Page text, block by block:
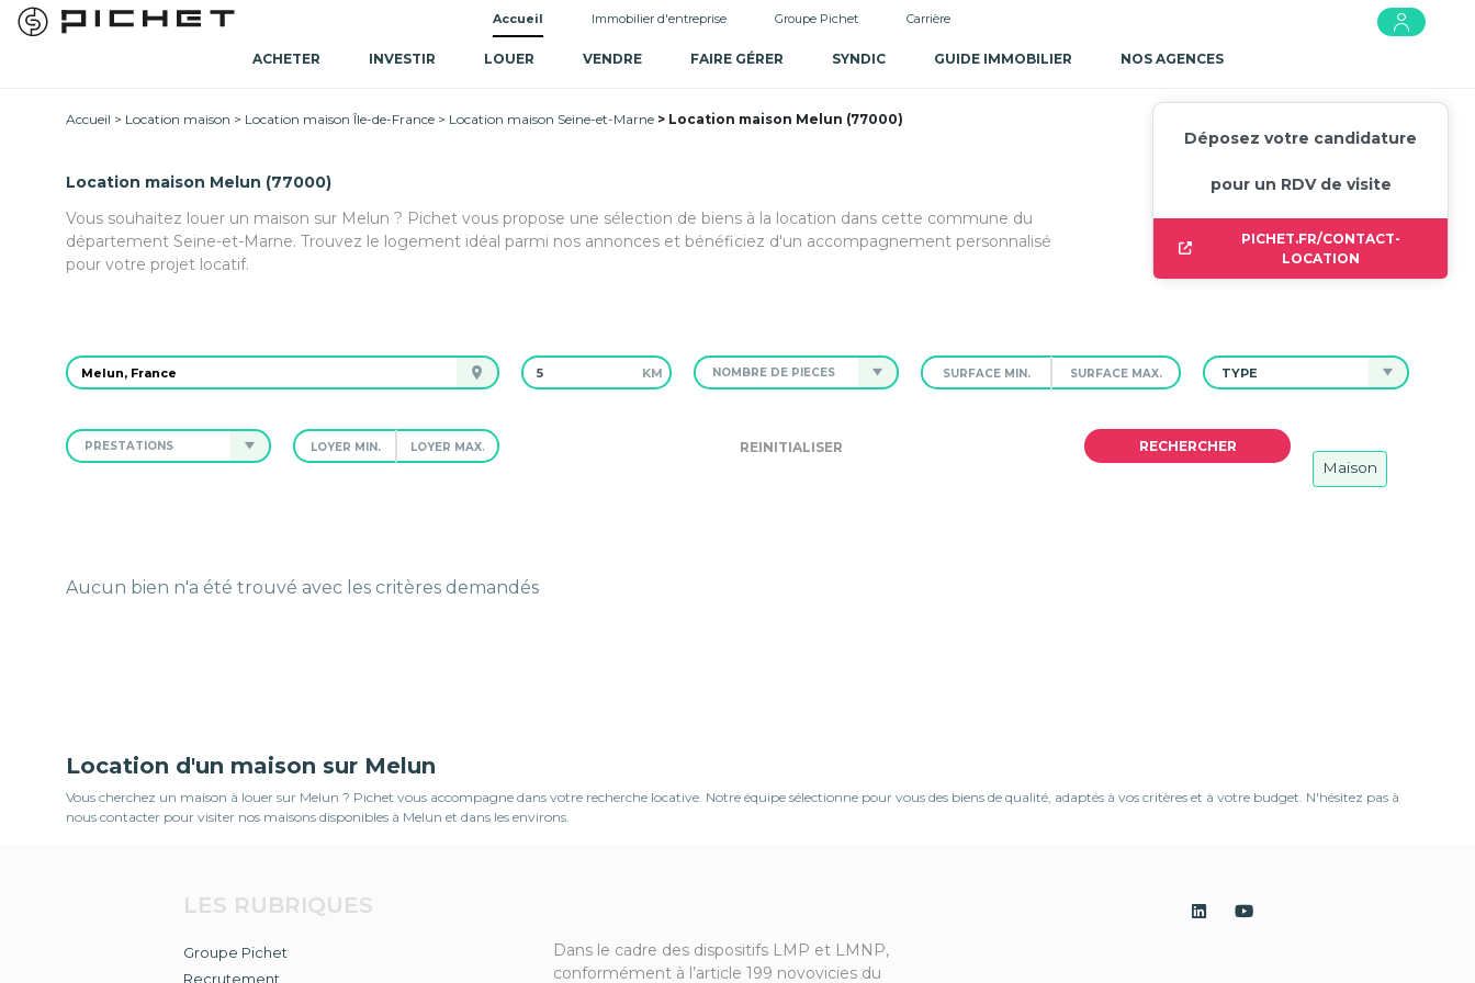
Accueil Immobilier d'entreprise Groupe Pichet Carrière
ACHETER INVESTIR LOUER VENDRE FAIRE GÉRER SYNDIC GUIDE IMMOBILIER NOS AGENCES
Accueil Location maison Location maison Île-de-France Location maison Seine-et-Marne Location maison Melun (77000)
Location maison Melun (77000)
Vous souhaitez louer un maison sur Melun ? Pichet vous propose une sélection de biens à la location dans cette commune du
département Seine-et-Marne. Trouvez le logement idéal parmi nos annonces et bénéficiez d'un accompagnement personnalisé
pour votre projet locatif.
Déposez votre candidature
pour un RDV de visite
PICHET.FR/CONTACT-
LOCATION
KM NOMBRE DE PIÈCES TYPE
PRESTATIONS
Maison
Aucun bien n'a été trouvé avec les critères demandés
Location d'un maison sur Melun
Vous cherchez un maison à louer sur Melun ? Pichet vous accompagne dans votre recherche locative. Notre équipe sélectionne pour vous des biens de qualité, adaptés à vos critères et à votre budget. N'hésitez pas à
nous contacter pour visiter nos maisons disponibles à Melun et dans les environs.
LES RUBRIQUES
Groupe Pichet
Recrutement
Dans le cadre des dispositifs LMP et LMNP,
conformément à l’article 199 novovicies du